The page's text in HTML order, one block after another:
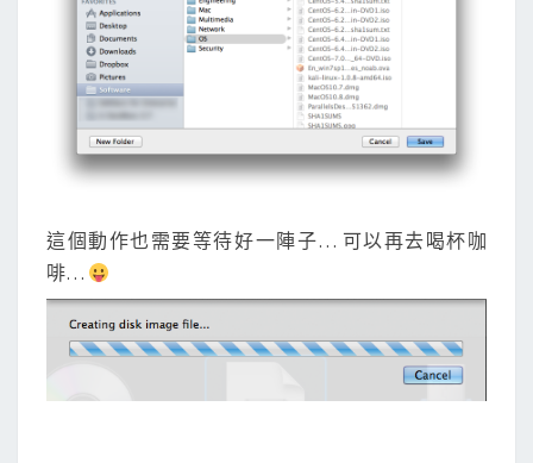
這個動作也需要等待好一陣子… 可以再去喝杯咖
啡…